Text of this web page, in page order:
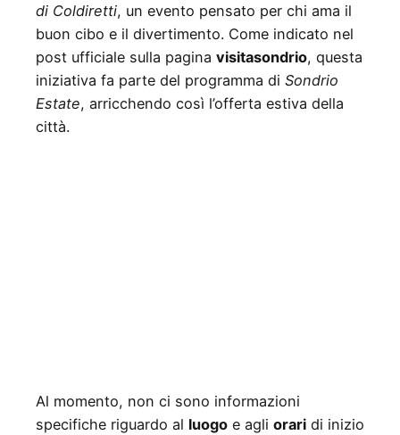
di Coldiretti, un evento pensato per chi ama il
buon cibo e il divertimento. Come indicato nel
post ufficiale sulla pagina visitasondrio, questa
iniziativa fa parte del programma di Sondrio
Estate, arricchendo così l’offerta estiva della
città.
Al momento, non ci sono informazioni
specifiche riguardo al luogo e agli orari di inizio